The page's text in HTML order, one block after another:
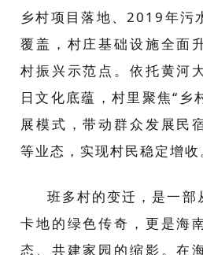
乡村项目落地、2019年污
覆盖，村庄基础设施全面
村振兴示范点。依托黄河
日文化底蕴，村里聚焦“乡
展模式，带动群众发展民
等业态，实现村民稳定增收
班多村的变迁，是一部
卡地的绿色传奇，更是海
态、共建家园的缩影。在